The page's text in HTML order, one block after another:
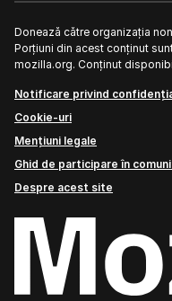
Donează către organizația
Porțiuni din acest conținut
mozilla.org. Conținut
Notificare privind
Cookie-uri
Mențiuni legale
Ghid de participare în
Despre acest site